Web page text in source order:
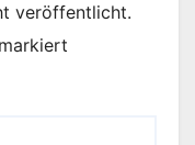
veröffentlicht.
markiert